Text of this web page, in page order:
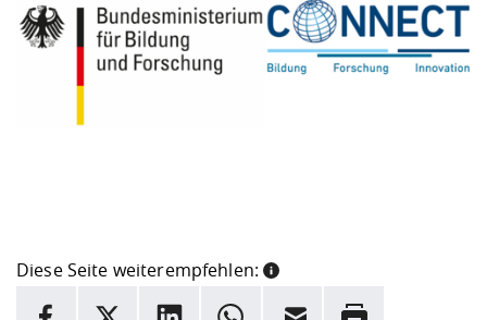
Diese Seite weiterempfehlen:
INFORMATION
Facebook
X LinkedInWhatsappE-Mail Drucken